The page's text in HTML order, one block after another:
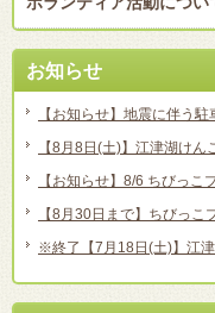
お知らせ
【お知らせ】地震に伴う
【8月8日(土)】江津湖け
【お知らせ】8/6 ちびっこ
【8月30日まで】ちびっこ
※終了【7月18日(土)】江